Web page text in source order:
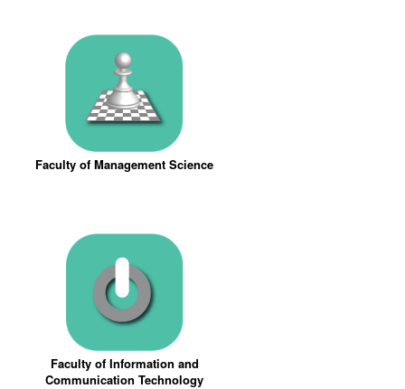
Faculty of Management Science
Faculty of Information and
Communication Technology